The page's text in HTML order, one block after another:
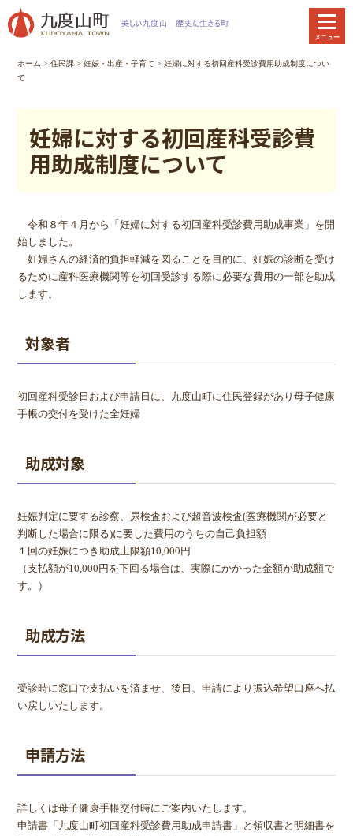
文
メニュー
ホーム >住民課 >妊娠・出産・子育て > 妊婦に対する初回産科受診費用助成制度につい
て
妊婦に対する初回産科受診費
用助成制度について
令和８年４月から「妊婦に対する初回産科受診費用助成事業」を開
始しました。
妊婦さんの経済的負担軽減を図ることを目的に、妊娠の診断を受け
るために産科医療機関等を初回受診する際に必要な費用の一部を助成
します。
対象者
初回産科受診日および申請日に、九度山町に住民登録があり母子健康
手帳の交付を受けた全妊婦
助成対象
妊娠判定に要する診察、尿検査および超音波検査(医療機関が必要と
判断した場合に限る)に要した費用のうちの自己負担額
１回の妊娠につき助成上限額10,000円
（支払額が10,000円を下回る場合は、実際にかかった金額が助成額で
す。）
助成方法
受診時に窓口で支払いを済ませ、後日、申請により振込希望口座へ払
い戻しいたします。
申請方法
詳しくは母子健康手帳交付時にご案内いたします。
申請書「九度山町初回産科受診費用助成申請書」と領収書と明細書を